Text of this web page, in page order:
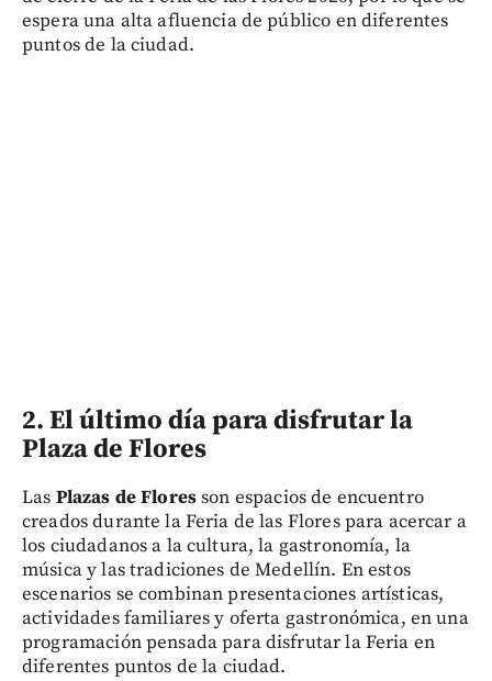
espera una alta afluencia de público en diferentes
puntos de la ciudad.
2. El último día para disfrutar la
Plaza de Flores
Las Plazas de Floresson espacios de encuentro
creados durante la Feria de las Flores para acercar a
los ciudadanos a la cultura, la gastronomía, la
música y las tradiciones de Medellín. En estos
escenarios se combinan presentaciones artísticas,
actividades familiares y oferta gastronómica, en una
programación pensada para disfrutar la Feria en
diferentes puntos de la ciudad.